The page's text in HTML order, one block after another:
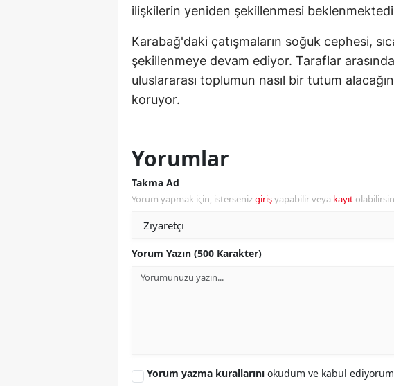
Muğla
Muş
Nevşehir
ilişkilerin yeniden şekillenmesi
Karabağ'daki çatışmaların soğuk cephesi,
şekillenmeye devam ediyor. Taraflar
uluslararası toplumun nasıl bir tutum
koruyor.
Yorumlar
Takma Ad
Yorum yapmak için, istersenizgirişyapabilir veya kayıt
Yorum Yazın (500 Karakter)
Yorum yazma kurallarını okudum ve kabul ediyorum